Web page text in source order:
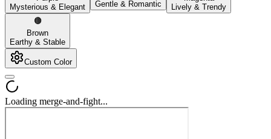
Mysterious & Elegant
Gentle & Romantic
Lively & Trendy
🟤
Brown
Earthy & Stable
Custom Color
Loading merge-and-fight...